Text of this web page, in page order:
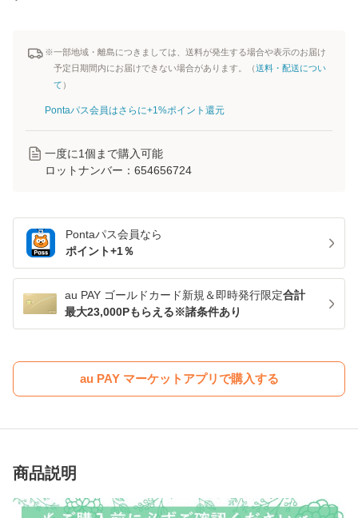
※一部地域・離島につきましては、送料が発生する場合や表示のお届け
予定日期間内にお届けできない場合があります。（送料・配送につい
て ）
Pontaパス会員はさらに+1%ポイント還元
一度に1個まで購入可能
ロットナンバー： 654656724
Pontaパス会員なら
ポイント+1％
au PAY ゴールドカード新規＆即時発行限定合計
最大23,000Pもらえる※諸条件あり
au PAY マーケットアプリで購入する
商品説明